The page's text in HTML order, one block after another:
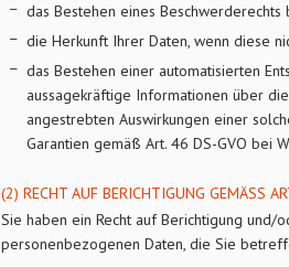
das Bestehen eines
die Herkunft Ihrer Daten, wenn diese
das Bestehen einer automatisierten
aussagekräftige Informationen über
angestrebten Auswirkungen einer
Garantien gemäß Art. 46 DS-GVO bei
(2) RECHT AUF BERICHTIGUNG GEMÄSS
Sie haben ein Recht auf Berichtigung
personenbezogenen Daten, die Sie